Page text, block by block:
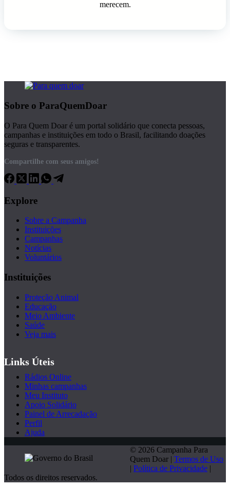
merecem.
Sobre o ParaQuemDoar
O Para Quem Doar é um portal solidário que conecta pessoas,
campanhas e instituições em todo o Brasil, facilitando doações
seguras e transparentes.
Compartilhe com seus amigos!
Explore
Sobre a Campanha
Instituições
Campanhas
Notícias
Voluntários
Instituições
Proteção Animal
Educação
Meio Ambiente
Saúde
Veja mais
Links Úteis
Rádios Online
Minhas campanhas
Meu Instituto
Apoio Solidário
Painel de Arrecadação
Perfil
Ajuda
© 2026 Campanha Para
Quem Doar | Termos de Uso
| Política de Privacidade |
Todos os direitos reservados.